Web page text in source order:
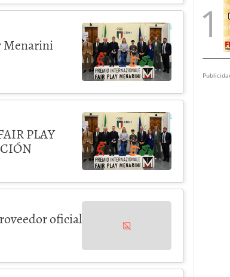
Menarini
PLAY
oficial